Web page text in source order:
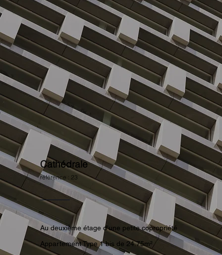
Cathédrale
référence : 23
Au deuxième étage d'une petite copropriété
Appartement Type 1 bis de 24.75m²